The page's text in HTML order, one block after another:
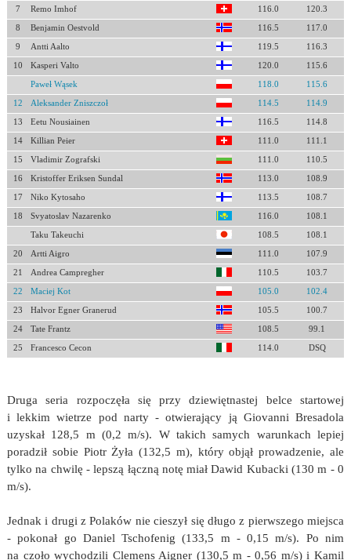
7 Remo Imhof 116.0 120.3
8 Benjamin Oestvold 116.5 117.0
9 Antti Aalto 119.5 116.3
10 Kasperi Valto 120.0 115.6
Paweł Wąsek 118.0 115.6
12 Aleksander Zniszczoł 114.5 114.9
13 Eetu Nousiainen 116.5 114.8
14 Killian Peier 111.0 111.1
15 Vladimir Zografski 111.0 110.5
16 Kristoffer Eriksen Sundal 113.0 108.9
17 Niko Kytosaho 113.5 108.7
18 Svyatoslav Nazarenko 116.0 108.1
Taku Takeuchi 108.5 108.1
20 Artti Aigro 111.0 107.9
21 Andrea Campregher 110.5 103.7
22 Maciej Kot 105.0 102.4
23 Halvor Egner Granerud 105.5 100.7
24 Tate Frantz 108.5 99.1
25 Francesco Cecon 114.0 DSQ
Druga seria rozpoczęła się przy dziewiętnastej belce startowej
i lekkim wietrze pod narty - otwierający ją Giovanni Bresadola
uzyskał 128,5 m (0,2 m/s). W takich samych warunkach lepiej
poradził sobie Piotr Żyła (132,5 m), który objął prowadzenie, ale
tylko na chwilę - lepszą łączną notę miał Dawid Kubacki (130 m - 0
m/s).
Jednak i drugi z Polaków nie cieszył się długo z pierwszego miejsca
- pokonał go Daniel Tschofenig (133,5 m - 0,15 m/s). Po nim
na czoło wychodzili Clemens Aigner (130,5 m - 0,56 m/s) i Kamil